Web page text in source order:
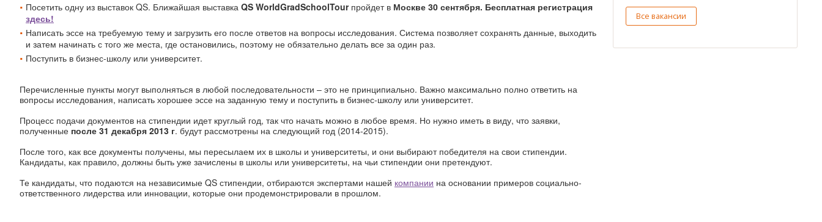
Посетить одну из выставок QS. Ближайшая выставка QS WorldGradSchoolTourпройдет в Москве 30 сентября. Бесплатная регистрация
здесь!
Написать эссе на требуемую тему и загрузить его после ответов на вопросы исследования. Система позволяет сохранять данные, выходить
и затем начинать с того же места, где остановились, поэтому не обязательно делать все за один раз.
Поступить в бизнес-школу или университет.
Перечисленные пункты могут выполняться в любой последовательности – это не принципиально. Важно максимально полно ответить на
вопросы исследования, написать хорошее эссе на заданную тему и поступить в бизнес-школу или университет.
Процесс подачи документов на стипендии идет круглый год, так что начать можно в любое время. Но нужно иметь в виду, что заявки,
полученные после 31 декабря 2013 г. будут рассмотрены на следующий год (2014-2015).
После того, как все документы получены, мы пересылаем их в школы и университеты, и они выбирают победителя на свои стипендии.
Кандидаты, как правило, должны быть уже зачислены в школы или университеты, на чьи стипендии они претендуют.
Те кандидаты, что подаются на независимые QS стипендии, отбираются экспертами нашей компании на основании примеров социально-
ответственного лидерства или инновации, которые они продемонстрировали в прошлом.
Все вакансии